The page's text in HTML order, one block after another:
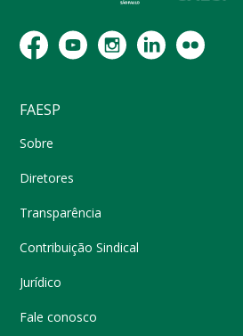
FAESP
Sobre
Diretores
Transparência
Contribuição Sindical
Jurídico
Fale conosco